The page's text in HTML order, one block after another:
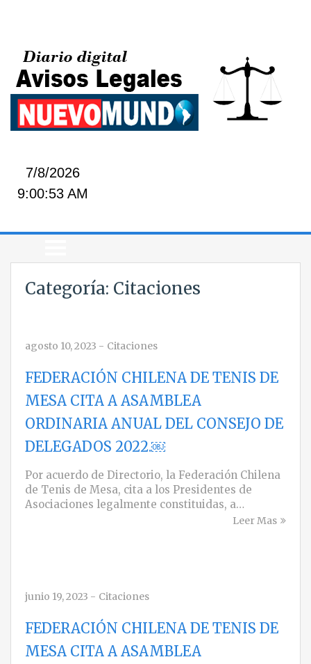
7/8/2026
9:00:53 AM
Categoría: Citaciones
agosto 10, 2023 - Citaciones
FEDERACIÓN CHILENA DE TENIS DE
MESA CITA A ASAMBLEA
ORDINARIA ANUAL DEL CONSEJO DE
DELEGADOS 2022.￼
Por acuerdo de Directorio, la Federación Chilena
de Tenis de Mesa, cita a los Presidentes de
Asociaciones legalmente constituidas, a…
Leer Mas
junio 19, 2023 - Citaciones
FEDERACIÓN CHILENA DE TENIS DE
MESA CITA A ASAMBLEA